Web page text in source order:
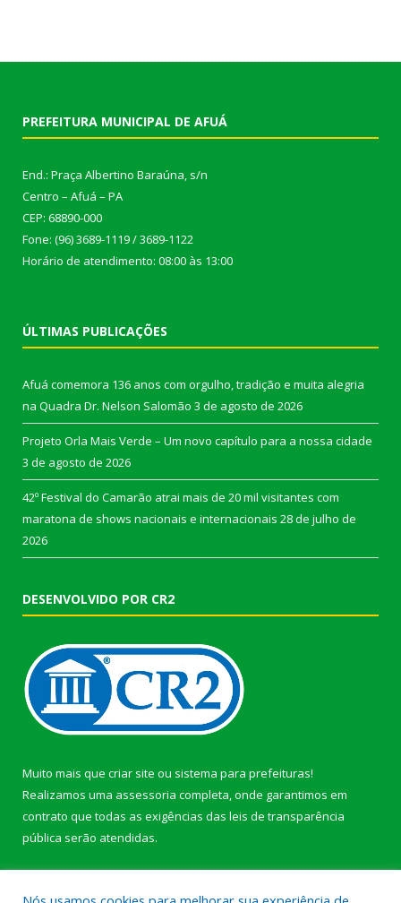
PREFEITURA MUNICIPAL DE AFUÁ
End.: Praça Albertino Baraúna, s/n
Centro – Afuá – PA
CEP: 68890-000
Fone: (96) 3689-1119 / 3689-1122
Horário de atendimento: 08:00 às 13:00
ÚLTIMAS PUBLICAÇÕES
Afuá comemora 136 anos com orgulho, tradição e muita alegria
na Quadra Dr. Nelson Salomão 3 de agosto de 2026
Projeto Orla Mais Verde – Um novo capítulo para a nossa cidade
3 de agosto de 2026
42º Festival do Camarão atrai mais de 20 mil visitantes com
maratona de shows nacionais e internacionais 28 de julho de
2026
DESENVOLVIDO POR CR2
Muito mais que criar site ou sistema para prefeituras!
Realizamos uma assessoria completa, onde garantimos em
contrato que todas as exigências das leis de transparência
pública serão atendidas.